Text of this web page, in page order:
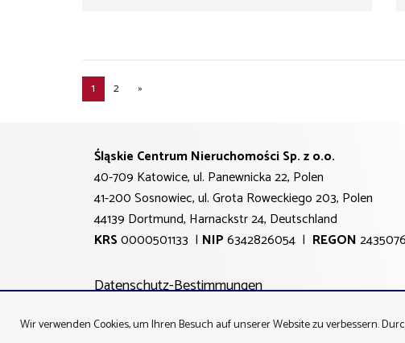
1 2 »
Śląskie Centrum Nieruchomości Sp. z o.o.
40-709 Katowice, ul. Panewnicka 22, Polen
41-200 Sosnowiec, ul. Grota Roweckiego 203, Polen
44139 Dortmund, Harnackstr 24, Deutschland
KRS0000501133 | NIP6342826054 | REGON
Datenschutz-Bestimmungen
Wir verwenden Cookies, um Ihren Besuch auf unserer Website zu verbessern.